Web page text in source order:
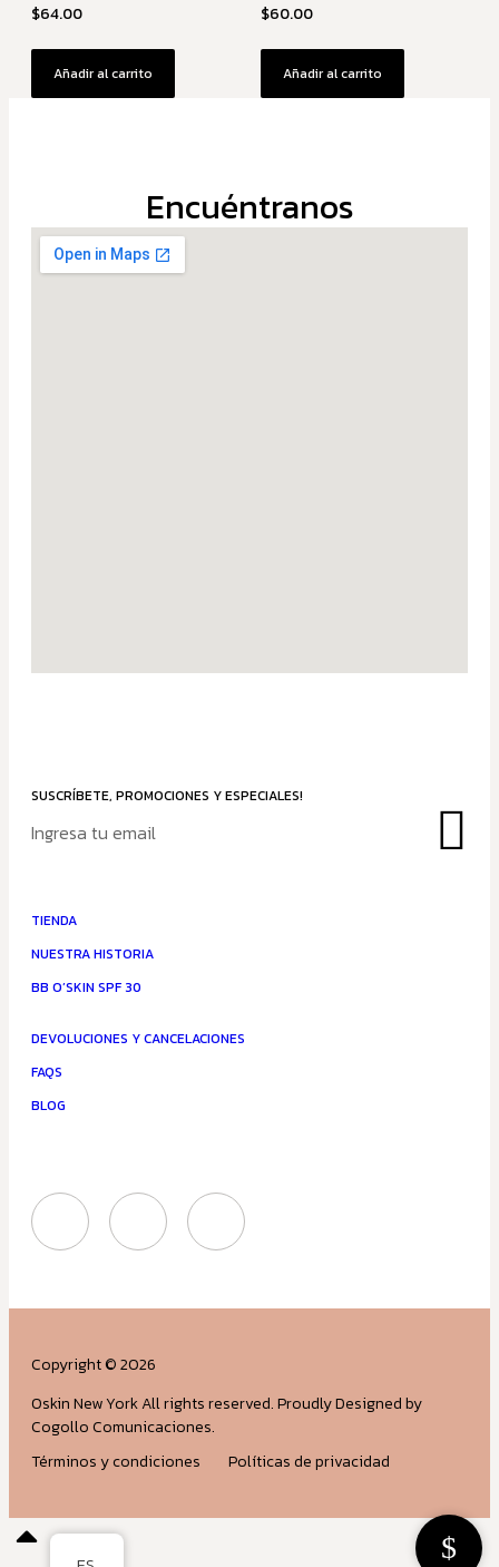
$64.00
Añadir al carrito
$60.00
Añadir al carrito
Encuéntranos
SUSCRÍBETE, PROMOCIONES Y ESPECIALES!
TIENDA
NUESTRA HISTORIA
BB O’SKIN SPF 30
DEVOLUCIONES Y CANCELACIONES
FAQS
BLOG
Copyright © 2026
Oskin New York All rights reserved. Proudly Designed by
Cogollo Comunicaciones.
Términos y condiciones
Políticas de privacidad